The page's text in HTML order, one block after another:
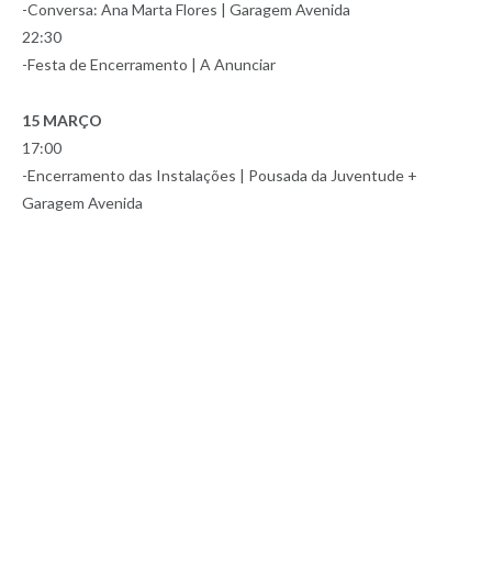
-Conversa: Ana Marta Flores | Garagem Avenida
22:30
-Festa de Encerramento | A Anunciar
15 MARÇO
17:00
-Encerramento das Instalações | Pousada da Juventude +
Garagem Avenida